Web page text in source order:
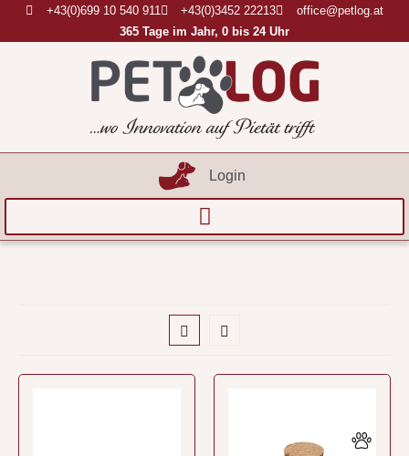
+43(0)699 10 540 911 +43(0)3452 22213
office@petlog.at
365 Tage im Jahr, 0 bis 24 Uhr
Login